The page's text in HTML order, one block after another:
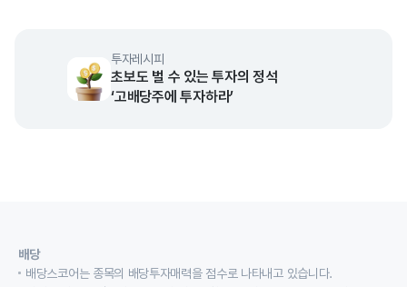
투자레시피
초보도 벌 수 있는 투자의 정석
‘고배당주에 투자하라’
배당
배당스코어는 종목의 배당투자매력을 점수로 나타내고 있습니다.